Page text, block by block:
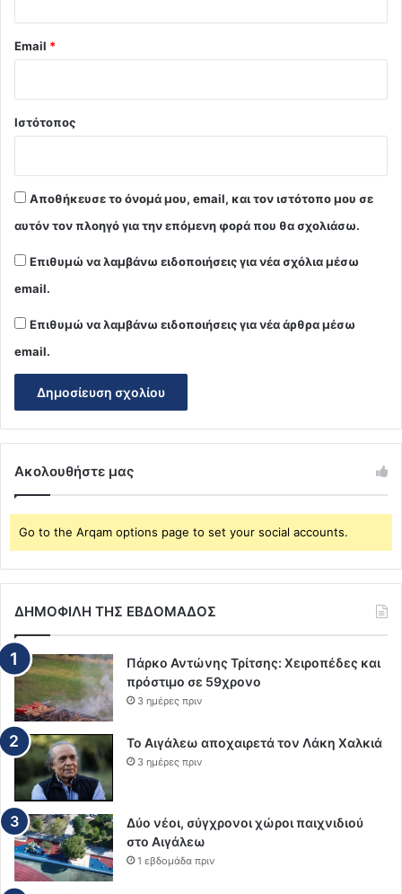
Email *
Ιστότοπος
Αποθήκευσε το όνομά μου, email, και τον ιστότοπο μου σε
αυτόν τον πλοηγό για την επόμενη φορά που θα σχολιάσω.
Επιθυμώ να λαμβάνω ειδοποιήσεις για νέα σχόλια μέσω
email.
Επιθυμώ να λαμβάνω ειδοποιήσεις για νέα άρθρα μέσω
email.
Ακολουθήστε μας
Go to the Arqam options page to set your social accounts.
ΔΗΜΟΦΙΛΗ ΤΗΣ ΕΒΔΟΜΑΔΟΣ
Πάρκο Αντώνης Τρίτσης: Χειροπέδες και
πρόστιμο σε 59χρονο
3 ημέρες πριν
Το Αιγάλεω αποχαιρετά τον Λάκη Χαλκιά
3 ημέρες πριν
Δύο νέοι, σύγχρονοι χώροι παιχνιδιού
στο Αιγάλεω
1 εβδομάδα πριν